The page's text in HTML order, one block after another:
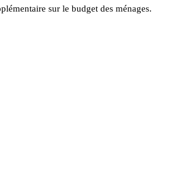
sur le budget des ménages.